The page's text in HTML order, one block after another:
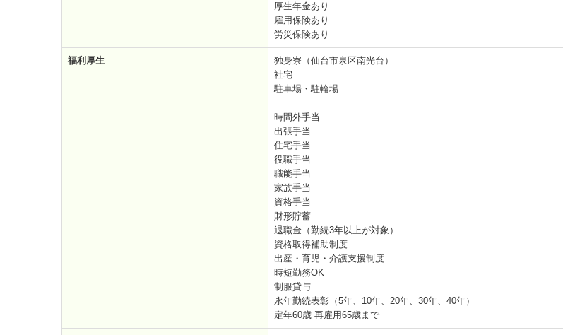
厚生年金あり
雇用保険あり
労災保険あり
福利厚生
独身寮（仙台市泉区南光台）
社宅
駐車場・駐輪場
時間外手当
出張手当
住宅手当
役職手当
職能手当
家族手当
資格手当
財形貯蓄
退職金（勤続3年以上が対象）
資格取得補助制度
出産・育児・介護支援制度
時短勤務OK
制服貸与
永年勤続表彰（5年、10年、20年、30年、40年）
定年60歳 再雇用65歳まで